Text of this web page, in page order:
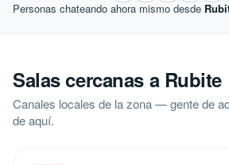
Personas chateando ahora mismo desde
Salas cercanas a Rubite
Canales locales de la zona — gente de
de aquí.